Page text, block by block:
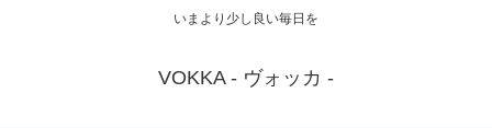
いまより少し良い毎日を
VOKKA - ヴォッカ -